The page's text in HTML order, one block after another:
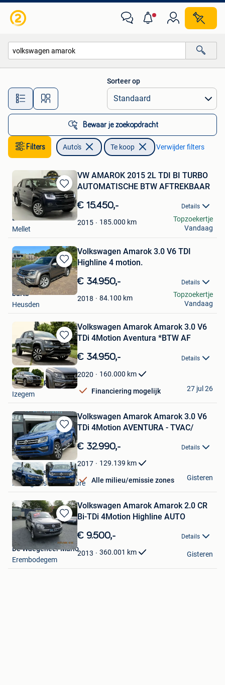
Alle afstanden…
Sorteer op
Bewaar je zoekopdracht
Filters Auto's Te koop Verwijder filters
Bewaren
in
Mijn
Favorieten
VW AMAROK 2015 2L TDI BI TURBO
AUTOMATISCHE BTW AFTREKBAAR
€ 15.450,- Details
2015 185.000 km
LUXURY MOTORS
Mellet
Topzoekertje
Vandaag
Bewaren
in
Mijn
Favorieten
Volkswagen Amarok 3.0 V6 TDI
Highline 4 motion.
€ 34.950,- Details
2018 84.100 km
bartb
Heusden
Topzoekertje
Vandaag
Bewaren
in
Mijn
Favorieten
Volkswagen Amarok Amarok 3.0 V6
TDi 4Motion Aventura *BTW AF
€ 34.950,- Details
2020 160.000 km
Financiering mogelijk
LM MOTORS BV
Izegem
27 jul 26
Bewaren
in
Mijn
Favorieten
Volkswagen Amarok Amarok 3.0 V6
TDi 4Motion AVENTURA - TVAC/
€ 32.990,- Details
2017 129.139 km
Alle milieu/emissie zones
World Cars SRL
Montignies-Sur-Sambre
Gisteren
Bewaren
in
Mijn
Favorieten
Volkswagen Amarok Amarok 2.0 CR
Bi-TDi 4Motion Highline AUTO
€ 9.500,- Details
2013 360.001 km
De Waegeneer Mario
Erembodegem
Gisteren